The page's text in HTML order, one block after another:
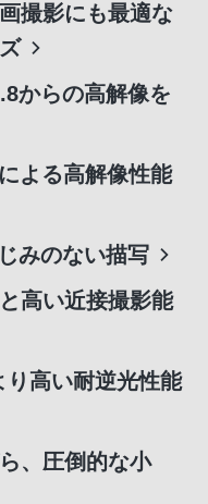
撮影にも最適な
からの高解像を
よる高解像性能
みのない描写
高い近接撮影能
高い耐逆光性能
、圧倒的な小